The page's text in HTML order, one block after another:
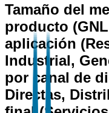
Tamaño del
producto
aplicación
Industrial,
por canal de
Directas,